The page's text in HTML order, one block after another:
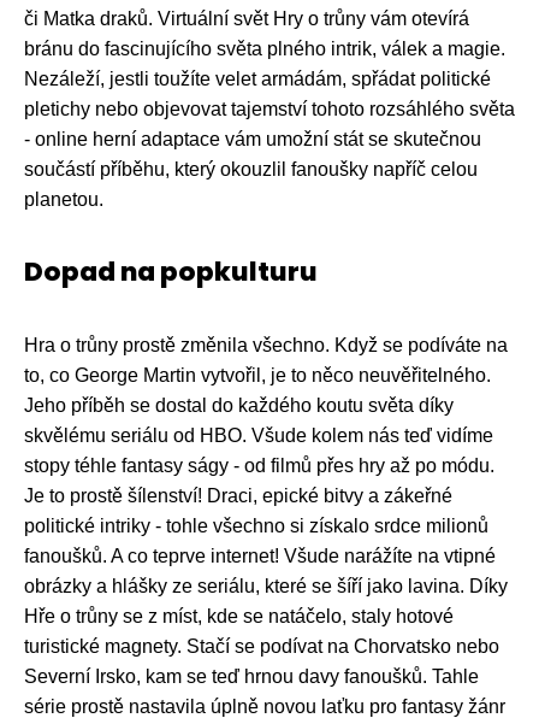
či Matka draků. Virtuální svět Hry o trůny vám otevírá
bránu do fascinujícího světa plného intrik, válek a magie.
Nezáleží, jestli toužíte velet armádám, spřádat politické
pletichy nebo objevovat tajemství tohoto rozsáhlého světa
- online herní adaptace vám umožní stát se skutečnou
součástí příběhu, který okouzlil fanoušky napříč celou
planetou.
Dopad na popkulturu
Hra o trůny prostě změnila všechno. Když se podíváte na
to, co George Martin vytvořil, je to něco neuvěřitelného.
Jeho příběh se dostal do každého koutu světa díky
skvělému seriálu od HBO. Všude kolem nás teď vidíme
stopy téhle fantasy ságy - od filmů přes hry až po módu.
Je to prostě šílenství! Draci, epické bitvy a zákeřné
politické intriky - tohle všechno si získalo srdce milionů
fanoušků. A co teprve internet! Všude narážíte na vtipné
obrázky a hlášky ze seriálu, které se šíří jako lavina. Díky
Hře o trůny se z míst, kde se natáčelo, staly hotové
turistické magnety. Stačí se podívat na Chorvatsko nebo
Severní Irsko, kam se teď hrnou davy fanoušků. Tahle
série prostě nastavila úplně novou laťku pro fantasy žánr